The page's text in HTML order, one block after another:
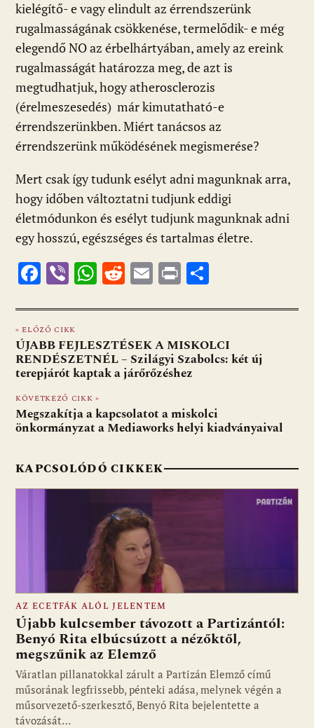
kielégítő- e vagy elindult az érrendszerünk
rugalmasságának csökkenése, termelődik- e még
elegendő NO az érbelhártyában, amely az ereink
rugalmasságát határozza meg, de azt is
megtudhatjuk, hogy atherosclerozis
(érelmeszesedés) már kimutatható-e
érrendszerünkben. Miért tanácsos az
érrendszerünk működésének megismerése?
Mert csak így tudunk esélyt adni magunknak arra,
hogy időben változtatni tudjunk eddigi
életmódunkon és esélyt tudjunk magunknak adni
egy hosszú, egészséges és tartalmas életre.
F
e
b
o
o
k
Vi
er
W
at
s
A
p
p
R
d
di
t
E
ai
l
Pr
t za
m
e
« ELŐZŐ CIKK
ÚJABB FEJLESZTÉSEK A MISKOLCI
RENDÉSZETNÉL – Szilágyi Szabolcs: két új
terepjárót kaptak a járőrőzéshez
KÖVETKEZŐ CIKK »
Megszakítja a kapcsolatot a miskolci
önkormányzat a Mediaworks helyi kiadványaival
KAPCSOLÓDÓ CIKKEK
Fotó: media1.hu
AZ ECETFÁK ALÓL JELENTEM
Újabb kulcsember távozott a Partizántól:
Benyó Rita elbúcsúzott a nézőktől,
megszűnik az Elemző
Váratlan pillanatokkal zárult a Partizán Elemző című
műsorának legfrissebb, pénteki adása, melynek végén a
műsorvezető-szerkesztő, Benyó Rita bejelentette a
távozását…